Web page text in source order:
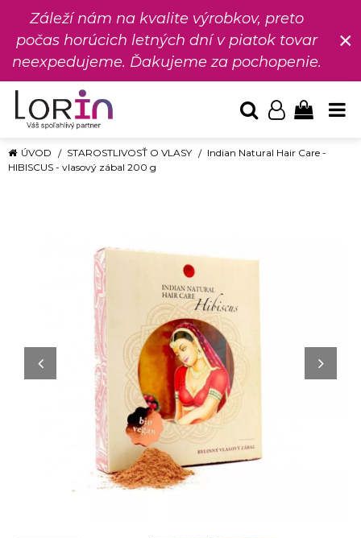
Záleží nám na kvalite výrobkov, preto
počas horúcich letných dní v piatok tovar
neexpedujeme. Ďakujeme za pochopenie.
×
ÚVOD STAROSTLIVOSŤ O VLASY
Indian Natural Hair Care -
HIBISCUS - vlasový zábal 200 g